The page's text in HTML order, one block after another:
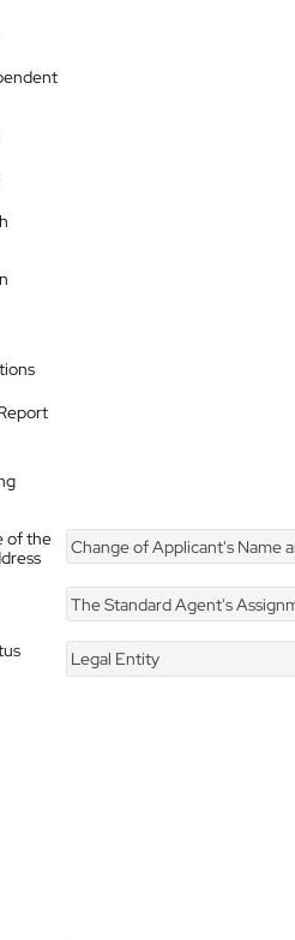
of the
Change of Applicant's Name and
The Standard Agent's
Legal Entity